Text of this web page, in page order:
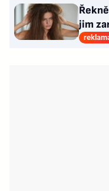
jim